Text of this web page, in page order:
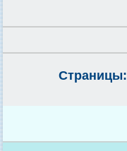
Страницы: